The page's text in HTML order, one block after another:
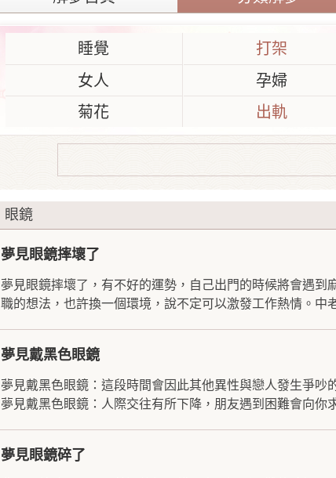
睡覺 打架
女人
孕婦
菊花
出軌
眼鏡
夢見眼鏡摔壞了
夢見眼鏡摔壞了，有不好的運勢，自己出門的時候將會遇
職的想法，也許換一個環境，說不定可以激發工作熱情。中
夢見戴黑色眼鏡
夢見戴黑色眼鏡：這段時間會因此其他異性與戀人發生爭
夢見戴黑色眼鏡：人際交往有所下降，朋友遇到困難會向你
夢見眼鏡碎了